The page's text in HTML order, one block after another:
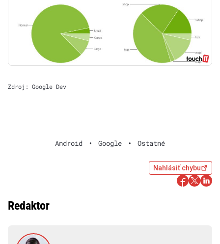
Zdroj: Google Dev
Android • Google • Ostatné
Nahlásiť chybu
Redaktor